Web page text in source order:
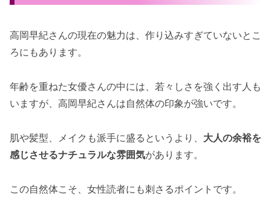
高岡早紀さんの現在の魅力は、作り込みすぎていないとこ
ろにもあります。
年齢を重ねた女優さんの中には、若々しさを強く出す人も
いますが、高岡早紀さんは自然体の印象が強いです。
肌や髪型、メイクも派手に盛るというより、 大人の余裕を
感じさせるナチュラルな雰囲気があります。
この自然体こそ、女性読者にも刺さるポイントです。